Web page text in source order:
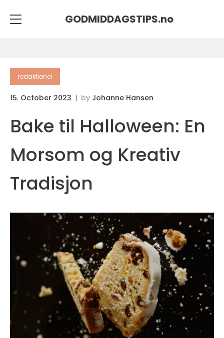
GODMIDDAGSTIPS.no
redaktionel
15. October 2023 by Johanne Hansen
Bake til Halloween: En
Morsom og Kreativ
Tradisjon